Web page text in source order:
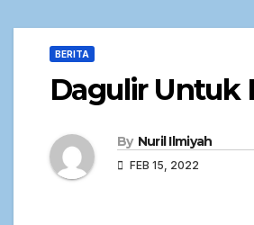
BERITA
Dagulir Untuk
By Nuril Ilmiyah
FEB 15, 2022